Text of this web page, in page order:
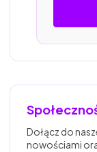
Dołącz do
nowościami